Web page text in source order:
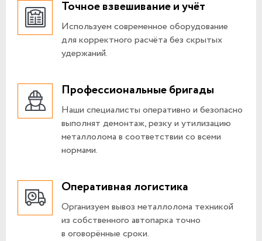
Точное взвешивание и учёт
Используем современное оборудование
для корректного расчёта без скрытых
удержаний.
Профессиональные бригады
Наши специалисты оперативно и безопасно
выполнят демонтаж, резку и утилизацию
металлолома в соответствии со всеми
нормами.
Оперативная логистика
Организуем вывоз металлолома техникой
из собственного автопарка точно
в оговорённые сроки.